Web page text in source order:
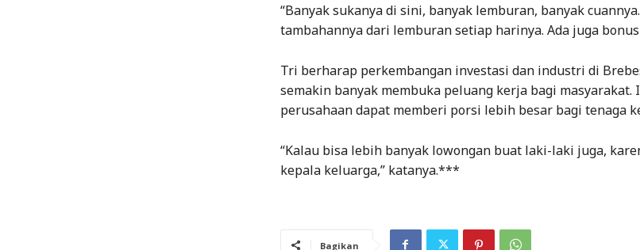
“Banyak sukanya di sini, banyak lemburan, banyak
tambahannya dari lemburan setiap harinya. Ada juga
Tri berharap perkembangan investasi dan industri di
semakin banyak membuka peluang kerja bagi masyarakat.
perusahaan dapat memberi porsi lebih besar bagi tenaga
“Kalau bisa lebih banyak lowongan buat laki-laki juga,
kepala keluarga,” katanya.***
Bagikan